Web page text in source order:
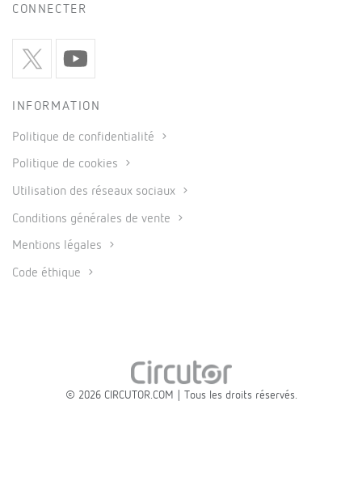
CONNECTER
INFORMATION
Politique de confidentialité
Politique de cookies
Utilisation des réseaux sociaux
Conditions générales de vente
Mentions légales
Code éthique
© 2026 CIRCUTOR.COM | Tous les droits réservés.